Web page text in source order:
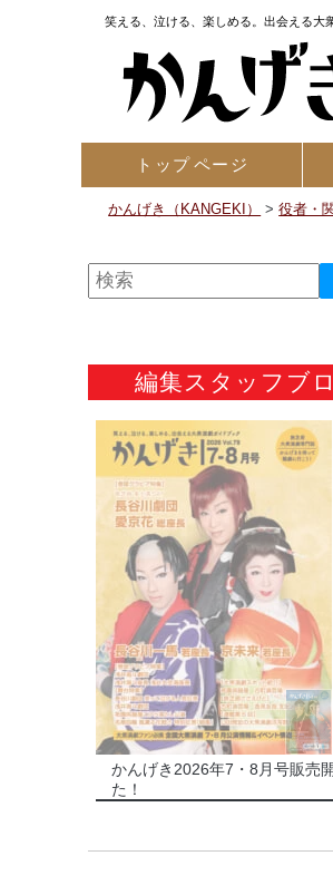
笑える、泣ける、楽しめる。出会える大
トップページ
かんげき（KANGEKI） >役者・
編集スタッフブ
かんげき2026年7・8月号販売
た！